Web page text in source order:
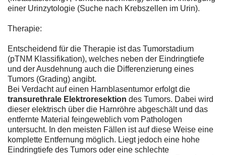
einer Urinzytologie (Suche nach Krebszellen im Urin).
Therapie:
Entscheidend für die Therapie ist das Tumorstadium
(pTNM Klassifikation), welches neben der Eindringtiefe
und der Ausdehnung auch die Differenzierung eines
Tumors (Grading) angibt.
Bei Verdacht auf einen Harnblasentumor erfolgt die
transurethrale Elektroresektion des Tumors. Dabei wird
dieser elektrisch über die Harnröhre abgeschält und das
entfernte Material feingeweblich vom Pathologen
untersucht. In den meisten Fällen ist auf diese Weise eine
komplette Entfernung möglich. Liegt jedoch eine hohe
Eindringtiefe des Tumors oder eine schlechte